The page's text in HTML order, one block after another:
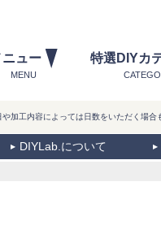
ニュー
MENU
特選DIYカ
加工内容によっては日数をいただく場合
DIYLab.について